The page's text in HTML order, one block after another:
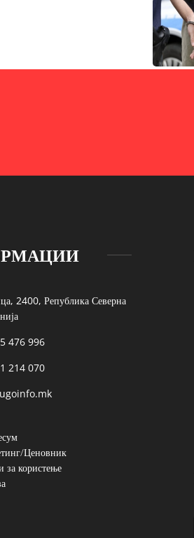
2400, Република Северна
476 996
214 070
Ценовник
за користење